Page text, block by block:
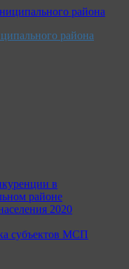
района
в
районе
2020
субъектов МСП